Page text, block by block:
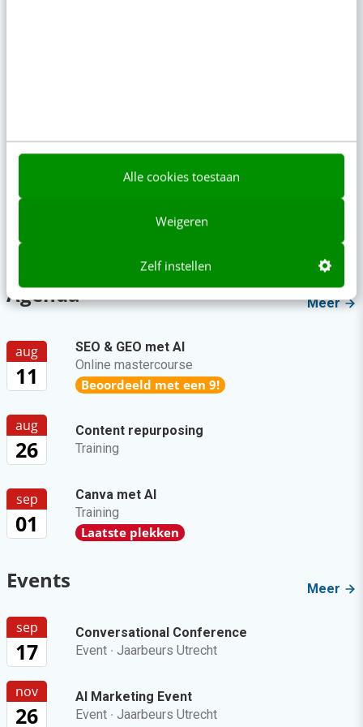
Alle cookies toestaan
Weigeren
Zelf instellen
veel
Zo bouw je een AI die het niet met je eens is
Millennials aan je binden? Start met één eerlijke
Agenda Meer
aug
11
SEO & GEO met AI
Online mastercourse
Beoordeeld met een 9!
aug
26
Content repurposing
Training
sep
01
Canva met AI
Training
Laatste plekken
Events Meer
sep
17
Conversational Conference
Event · Jaarbeurs Utrecht
nov
26
AI Marketing Event
Event · Jaarbeurs Utrecht